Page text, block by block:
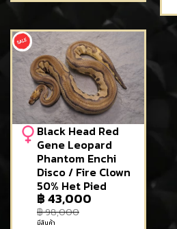
Black Head Red
Gene Leopard
Phantom Enchi
Disco / Fire Clown
50% Het Pied
฿98,000
฿43,000
มีสินค้า